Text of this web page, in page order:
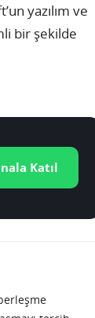
yazılım ve
bir şekilde
Katıl